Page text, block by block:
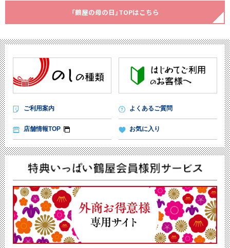
「鶴屋の母の日」TOPはこちら
ご利用案内 よくあるご質問
店舗情報TOP お気に入り